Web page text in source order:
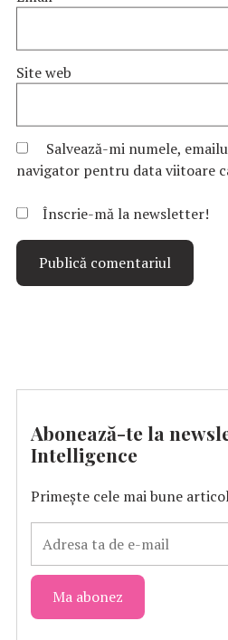
Site web
Salvează-mi numele,
navigator pentru data viitoare
Înscrie-mă la newsletter!
Abonează-te la
Intelligence
Primește cele mai bune